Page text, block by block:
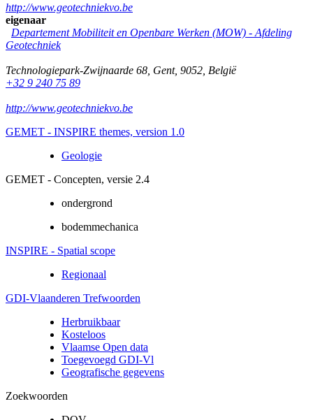
http://www.geotechniekvo.be
eigenaar
Departement Mobiliteit en Openbare Werken (MOW) - Afdeling
Geotechniek
Technologiepark-Zwijnaarde 68 Gent, 9052 België
+32 9 240 75 89
http://www.geotechniekvo.be
GEMET - INSPIRE themes, version 1.0
Geologie
GEMET - Concepten, versie 2.4
ondergrond
bodemmechanica
INSPIRE - Spatial scope
Regionaal
GDI-Vlaanderen Trefwoorden
Herbruikbaar
Kosteloos
Vlaamse Open data
Toegevoegd GDI-Vl
Geografische gegevens
Zoekwoorden